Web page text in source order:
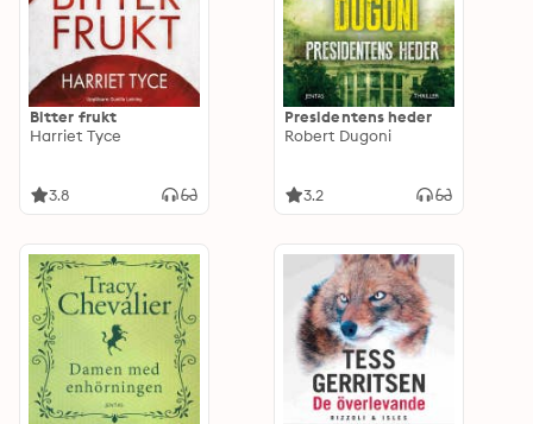
Bitter frukt
Harriet Tyce
3.8
Presidentens heder
Robert Dugoni
3.2